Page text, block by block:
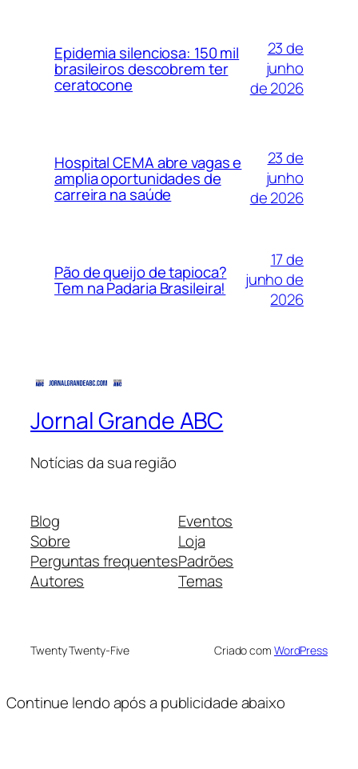
Epidemia silenciosa: 150 mil
brasileiros descobrem ter
ceratocone
23 de
junho
de 2026
Hospital CEMA abre vagas e
amplia oportunidades de
carreira na saúde
23 de
junho
de 2026
Pão de queijo de tapioca?
Tem na Padaria Brasileira!
17 de
junho de
2026
Jornal Grande ABC
Notícias da sua região
Blog
Sobre
Perguntas frequentes
Autores
Eventos
Loja
Padrões
Temas
Twenty Twenty-Five Criado com WordPress
Continue lendo após a publicidade abaixo